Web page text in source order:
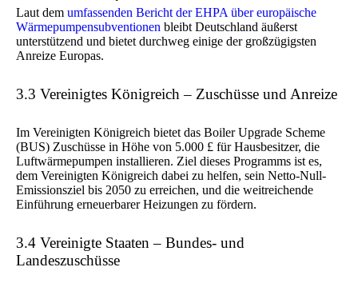
Laut dem umfassenden Bericht der EHPA über europäische
Wärmepumpensubventionen bleibt Deutschland äußerst
unterstützend und bietet durchweg einige der großzügigsten
Anreize Europas.
3.3 Vereinigtes Königreich – Zuschüsse und Anreize
Im Vereinigten Königreich bietet das Boiler Upgrade Scheme
(BUS) Zuschüsse in Höhe von 5.000 £ für Hausbesitzer, die
Luftwärmepumpen installieren. Ziel dieses Programms ist es,
dem Vereinigten Königreich dabei zu helfen, sein Netto-Null-
Emissionsziel bis 2050 zu erreichen, und die weitreichende
Einführung erneuerbarer Heizungen zu fördern.
3.4 Vereinigte Staaten – Bundes- und
Landeszuschüsse